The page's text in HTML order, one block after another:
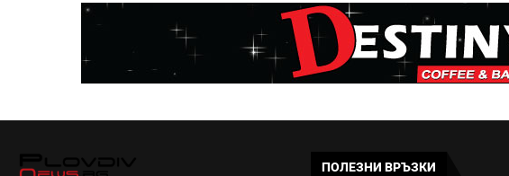
ПОЛЕЗНИ ВРЪЗКИ